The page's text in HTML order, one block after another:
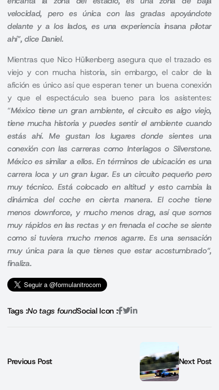
velocidad, pero es única con las gradas apoyándote
delante y a los lados, es una experiencia insana pilotar
ahí”, dice Daniel.
Mientras que Nico Hülkenberg asegura que el trazado es
viejo y con mucha historia, sin embargo, el calor de la
afición es único así que esperan tener un buena conexión
y que el espectáculo sea bueno para los asistentes:
“México tiene un gran ambiente, el circuito es algo viejo,
tiene mucha historia y puedes sentir el ambiente cuando
estás ahí. Me gustan los lugares donde sientes una
conexión con las carreras como Interlagos o Silverstone.
México es similar a ellos. En términos de ubicación es una
carrera loca y un gran lugar. Es un circuito pequeño pero
muy técnico. Está colocado en altitud y esto cambia la
dinámica del coche en cierta manera. El coche tiene
menos downforce, y mucho menos drag, así que somos
muy rápidos en las rectas y en frenada el coche se siente
como si tuviera mucho menos agarre. Es una sensación
muy única para la que tienes que estar acostumbrado“,
finaliza.
Tags :No tags foundSocial Icon :
Previous Post Next Post